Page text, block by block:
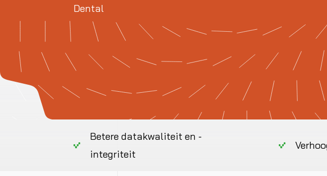
Dental
Betere datakwaliteit en -
integriteit